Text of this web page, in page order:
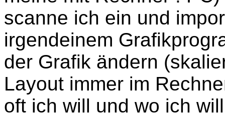
scanne ich ein und
irgendeinem
der Grafik ändern
Layout immer im
oft ich will und wo ich